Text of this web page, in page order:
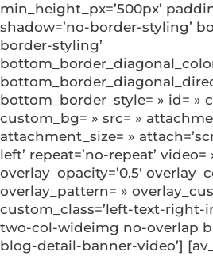
min_height_px=’500px’
shadow=’no-border-styling’
border-styling’
bottom_border_style= » id= »
custom_bg= » src= »
attachment_size= »
left’ repeat=’no-repeat’ video=
overlay_opacity=’0.5′
overlay_pattern= »
custom_class=’left-text-right-
two-col-wideimg no-overlap
blog-detail-banner-video’]